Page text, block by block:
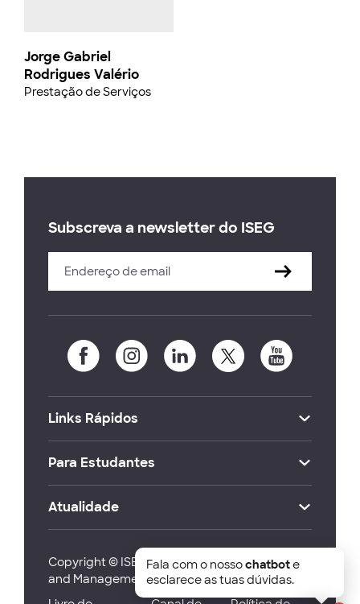
Jorge Gabriel
Rodrigues Valério
Prestação de Serviços
Subscreva a newsletter do ISEG
Links Rápidos
Para Estudantes
Atualidade
Copyright © ISEG Lisbon School of Economics
and Management 2026
Fala com o nossochatbote
esclarece as tuas dúvidas.